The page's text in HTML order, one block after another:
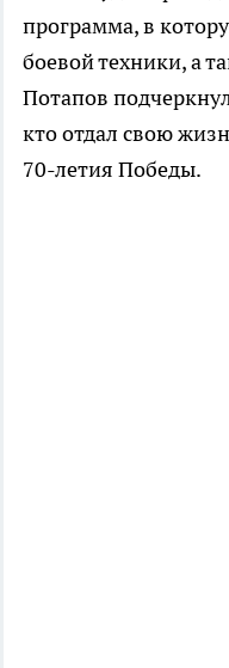
программа, в
боевой техники, а
Потапов
кто отдал свою
70-летия Победы.